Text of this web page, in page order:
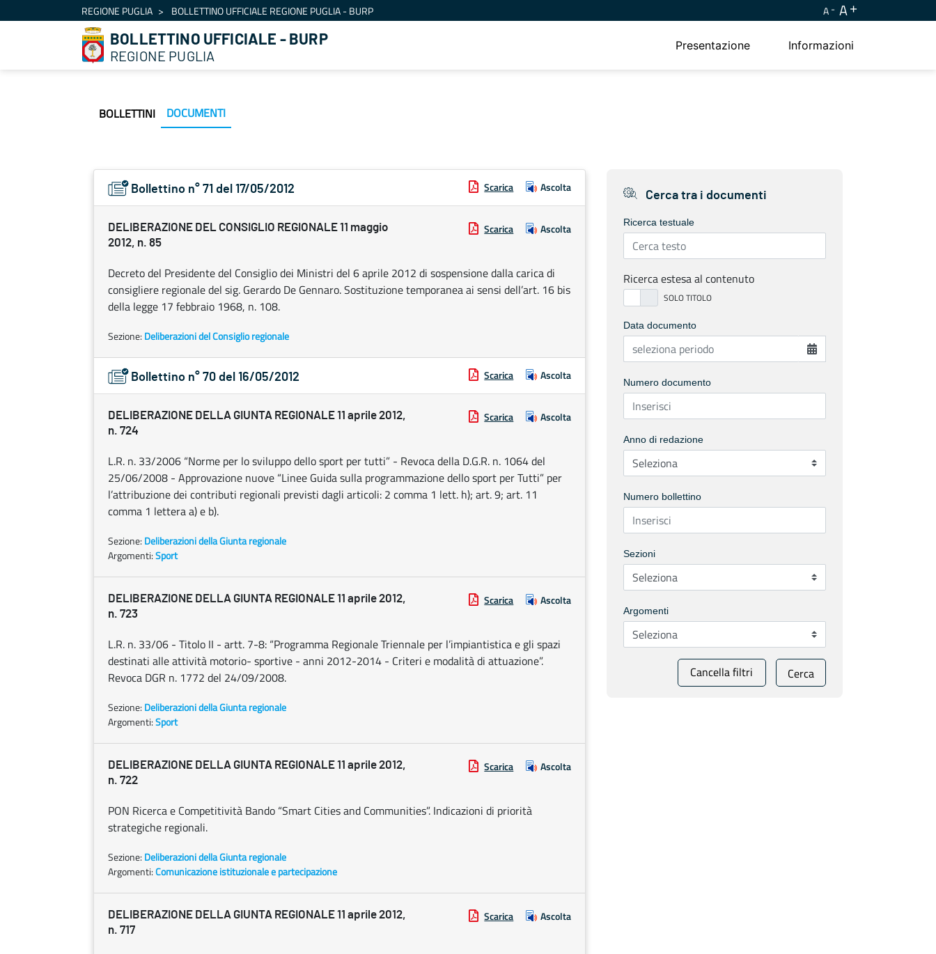
Salta al contenutoREGIONE PUGLIA BOLLETTINO UFFICIALE REGIONE PUGLIA - BURP A A
BOLLETTINO UFFICIALE - BURP
REGIONE PUGLIA
Presentazione Informazioni
BOLLETTINI DOCUMENTI
Bollettino n° 71 del 17/05/2012 Scarica Ascolta
DELIBERAZIONE DEL CONSIGLIO REGIONALE 11 maggio
2012, n. 85
Scarica Ascolta
Decreto del Presidente del Consiglio dei Ministri del 6 aprile 2012 di sospensione dalla carica di
consigliere regionale del sig. Gerardo De Gennaro. Sostituzione temporanea ai sensi dell’art. 16 bis
della legge 17 febbraio 1968, n. 108.
Sezione: Deliberazioni del Consiglio regionale
Bollettino n° 70 del 16/05/2012 Scarica Ascolta
DELIBERAZIONE DELLA GIUNTA REGIONALE 11 aprile 2012,
n. 724
Scarica Ascolta
L.R. n. 33/2006 “Norme per lo sviluppo dello sport per tutti” - Revoca della D.G.R. n. 1064 del
25/06/2008 - Approvazione nuove “Linee Guida sulla programmazione dello sport per Tutti” per
l’attribuzione dei contributi regionali previsti dagli articoli: 2 comma 1 lett. h); art. 9; art. 11
comma 1 lettera a) e b).
Sezione: Deliberazioni della Giunta regionale
Argomenti:Sport
DELIBERAZIONE DELLA GIUNTA REGIONALE 11 aprile 2012,
n. 723
Scarica Ascolta
L.R. n. 33/06 - Titolo II - artt. 7-8: “Programma Regionale Triennale per l’impiantistica e gli spazi
destinati alle attività motorio- sportive - anni 2012-2014 - Criteri e modalità di attuazione”.
Revoca DGR n. 1772 del 24/09/2008.
Sezione: Deliberazioni della Giunta regionale
Argomenti:Sport
DELIBERAZIONE DELLA GIUNTA REGIONALE 11 aprile 2012,
n. 722
Scarica Ascolta
PON Ricerca e Competitività Bando “Smart Cities and Communities”. Indicazioni di priorità
strategiche regionali.
Sezione: Deliberazioni della Giunta regionale
Argomenti:Comunicazione istituzionale e partecipazione
DELIBERAZIONE DELLA GIUNTA REGIONALE 11 aprile 2012,
n. 717
Scarica Ascolta
Cerca tra i documenti
Ricerca testuale
Ricerca estesa al contenuto
Data documento
Numero documento
Anno di redazione
Numero bollettino
Sezioni
Argomenti
Cancella filtri Cerca